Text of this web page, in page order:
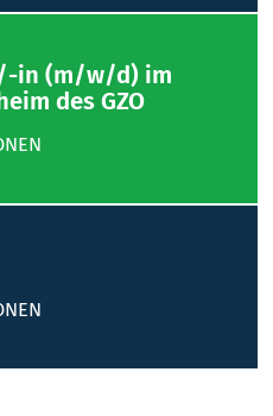
in (m/w/d) im
des GZO